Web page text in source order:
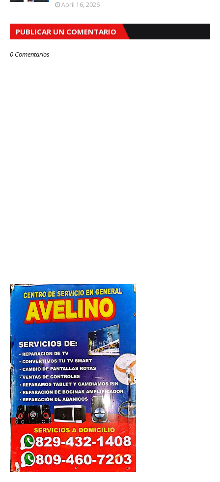
April 16, 2026
PUBLICAR UN COMENTARIO
0 Comentarios